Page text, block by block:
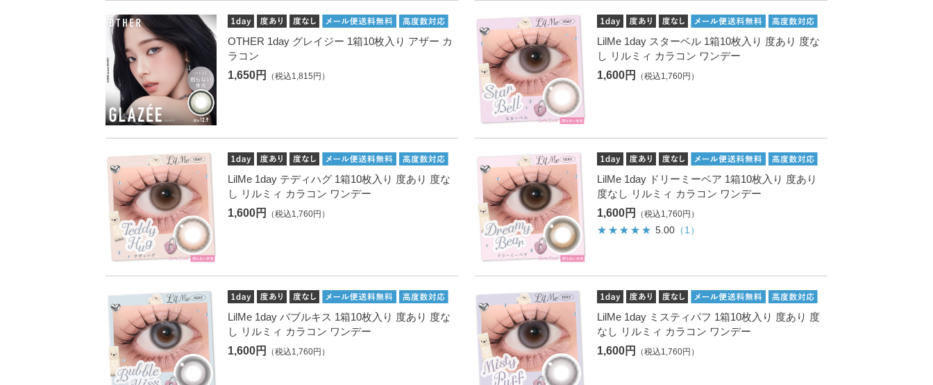
OTHER 1day グレイジー 1箱10枚入り アザー カ
ラコン
1,650円
（税込1,815円）
LilMe 1day スターベル 1箱10枚入り 度あり 度な
し リルミィ カラコン ワンデー
1,600円
（税込1,760円）
LilMe 1day テディハグ 1箱10枚入り 度あり 度な
し リルミィ カラコン ワンデー
1,600円
（税込1,760円）
LilMe 1day ドリーミーベア 1箱10枚入り 度あり
度なし リルミィ カラコン ワンデー
1,600円
（税込1,760円）
5.00（1）
LilMe 1day バブルキス 1箱10枚入り 度あり 度な
し リルミィ カラコン ワンデー
1,600円
（税込1,760円）
LilMe 1day ミスティパフ 1箱10枚入り 度あり 度
なし リルミィ カラコン ワンデー
1,600円
（税込1,760円）